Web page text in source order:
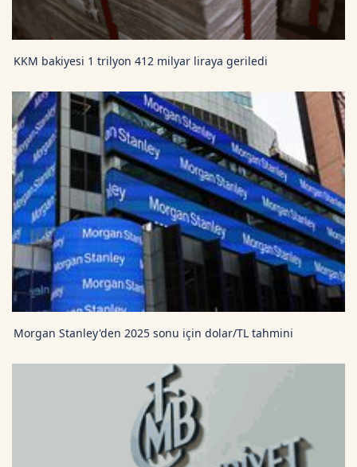
KKM bakiyesi 1 trilyon 412 milyar liraya geriledi
Morgan Stanley'den 2025 sonu için dolar/TL tahmini